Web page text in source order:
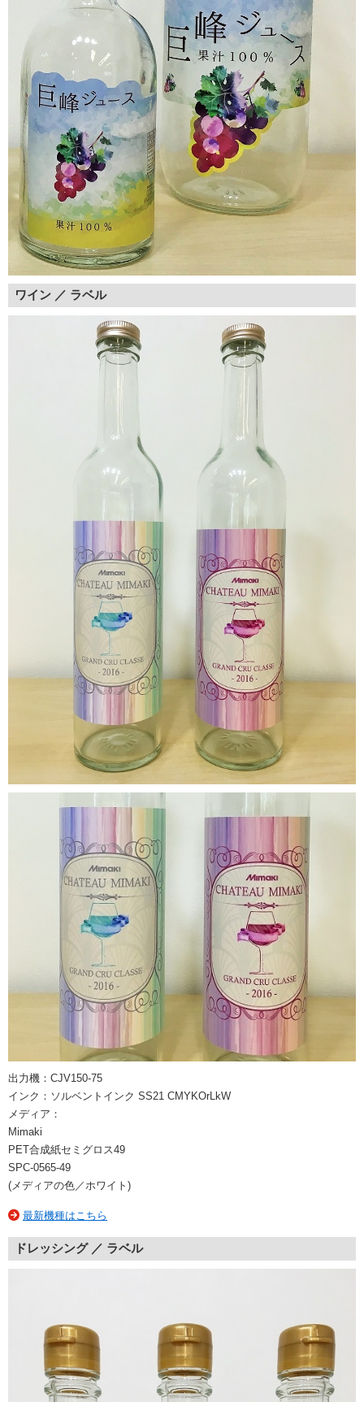
ワイン ／ ラベル
出力機：CJV150-75
インク：ソルベントインク SS21 CMYKOrLkW
メディア：
Mimaki
PET合成紙セミグロス49
SPC-0565-49
(メディアの色／ホワイト)
最新機種はこちら
ドレッシング ／ ラベル